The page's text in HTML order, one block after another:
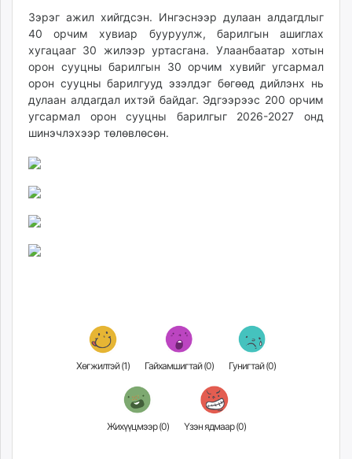
toim.mn
tac.mn
paparazzi.mn
unread.today
Зэрэг ажил хийгдсэн. Ингэснээр дулаан алдагдлыг
40 орчим хувиар бууруулж, барилгын ашиглах
хугацааг 30 жилээр уртасгана. Улаанбаатар хотын
орон сууцны барилгын 30 орчим хувийг угсармал
орон сууцны барилгууд эзэлдэг бөгөөд дийлэнх нь
дулаан алдагдал ихтэй байдаг. Эдгээрээс 200 орчим
угсармал орон сууцны барилгыг 2026-2027 онд
шинэчлэхээр төлөвлөсөн.
Хөгжилтэй (1) Гайхамшигтай (0) Гунигтай (0)
Жихүүцмээр (0) Үзэн ядмаар (0)